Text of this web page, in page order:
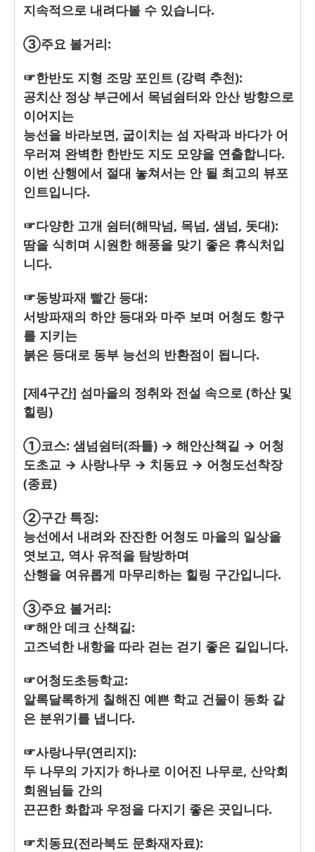
지속적으로 내려다볼 수 있습니다.
③주요 볼거리:
☞한반도 지형 조망 포인트 (강력 추천):
공치산 정상 부근에서 목넘쉼터와 안산 방향으로
이어지는
능선을 바라보면, 굽이치는 섬 자락과 바다가 어
우러져 완벽한 한반도 지도 모양을 연출합니다.
이번 산행에서 절대 놓쳐서는 안 될 최고의 뷰포
인트입니다.
☞다양한 고개 쉼터(해막넘, 목넘, 샘넘, 돗대):
땀을 식히며 시원한 해풍을 맞기 좋은 휴식처입
니다.
☞동방파재 빨간 등대:
서방파재의 하얀 등대와 마주 보며 어청도 항구
를 지키는
붉은 등대로 동부 능선의 반환점이 됩니다.
[제4구간] 섬마을의 정취와 전설 속으로 (하산 및
힐링)
①코스: 샘넘쉼터(좌틀) → 해안산책길 → 어청
도초교 → 사랑나무 → 치동묘 → 어청도선착장
(종료)
②구간 특징:
능선에서 내려와 잔잔한 어청도 마을의 일상을
엿보고, 역사 유적을 탐방하며
산행을 여유롭게 마무리하는 힐링 구간입니다.
③주요 볼거리:
☞해안 데크 산책길:
고즈넉한 내항을 따라 걷는 걷기 좋은 길입니다.
☞어청도초등학교:
알록달록하게 칠해진 예쁜 학교 건물이 동화 같
은 분위기를 냅니다.
☞사랑나무(연리지):
두 나무의 가지가 하나로 이어진 나무로, 산악회
회원님들 간의
끈끈한 화합과 우정을 다지기 좋은 곳입니다.
☞치동묘(전라북도 문화재자료):